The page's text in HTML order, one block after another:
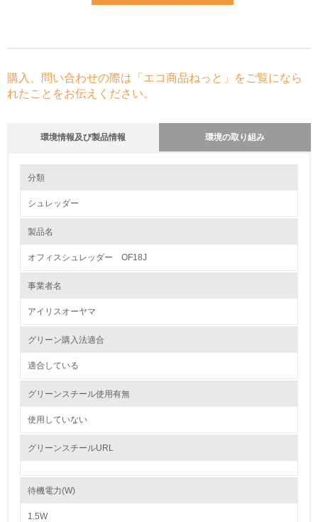
購入、問い合わせの際は「エコ商品ねっと」をご覧になら
れたことをお伝えください。
環境情報及び製品情報 環境の取り組み
1.環境取り組み体制
分類
シュレッダー
製品名
オフィスシュレッダー OF18J
事業者名
アイリスオーヤマ
グリーン購入法適合
適合している
グリーンスチール使用有無
使用していない
グリーンスチールURL
待機電力(W)
1.5W